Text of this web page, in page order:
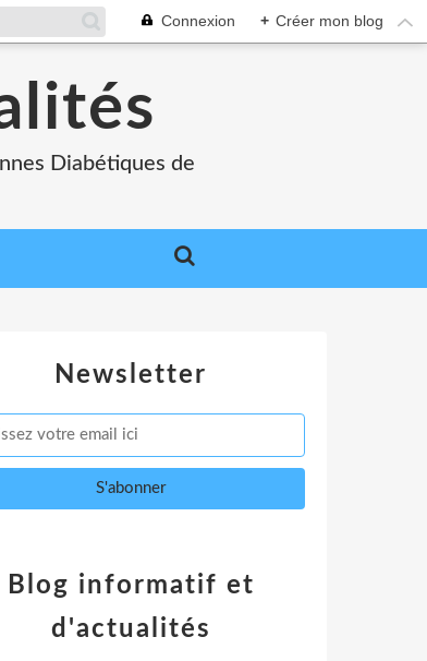
Connexion + Créer mon blog
Diabétiques de
Newsletter
Blog informatif et
d'actualités